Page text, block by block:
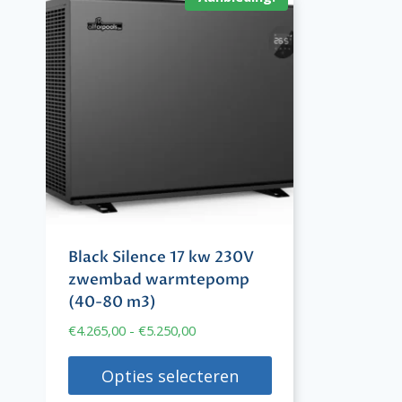
Black Silence 17 kw 230V
zwembad warmtepomp
(40-80 m3)
€4.265,00 - €5.250,00Prijsklasse:
tot
€5.250,00
Opties selecteren